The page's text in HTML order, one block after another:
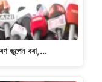
ভূপেন বৰা,…